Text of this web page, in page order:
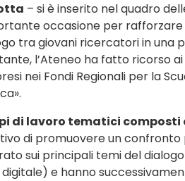
– si è inserito nel quadro
occasione per
tra giovani ricercatori in
l’Ateneo ha fatto
nei Fondi Regionali per la
».
di lavoro tematici
di promuovere un
sui principali temi del
e hanno